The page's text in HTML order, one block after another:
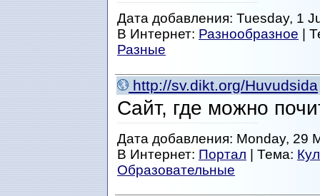
Дата добавления: Tuesday, 1
В Интернет: Разнообразное |
Разные
http://sv.dikt.org/Huvudsida
Сайт, где можно
Дата добавления: Monday, 29
В Интернет: Портал | Тема:
Образовательные